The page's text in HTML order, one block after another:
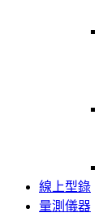
線上型錄
量測儀器